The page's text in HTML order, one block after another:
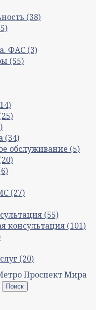
(38)
ФАС (3)
(55)
(34)
обслуживание (5)
(27)
(55)
консультация (101)
(20)
Проспект Мира